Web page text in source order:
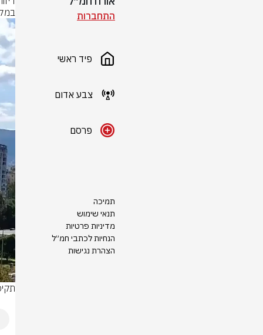
התחברות
פיד ראשי
צבע אדום
פרסם
תמיכה
תנאי שימוש
מדיניות פרטיות
הנחיות לכתבי חמ״ל
הצהרת נגישות